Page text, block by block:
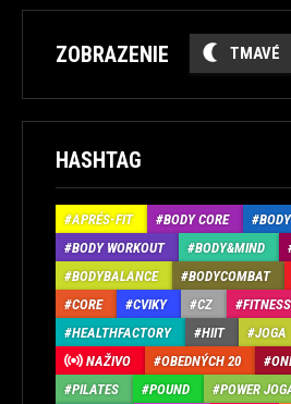
ZOBRAZENIE TMAVÉ
HASHTAG
APRÉS-FIT BODY CORE
BODY WORKOUT
BODY&MIND
BODYBALANCE
BODYCOMBAT
CORE
CVIKY CZ FITNESS
HEALTHFACTORY
HIIT JOGA
NAŽIVO
OBEDNÝCH 20
PILATES
POUND POWER